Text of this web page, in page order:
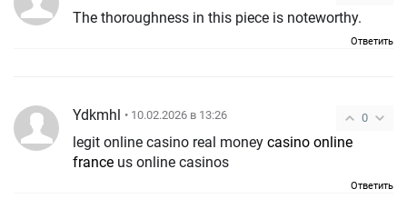
The thoroughness in this piece is noteworthy.
Ответить
0
Ydkmhl • 10.02.2026 в 13:26
legit online casino real money casino online
france us online casinos
Ответить